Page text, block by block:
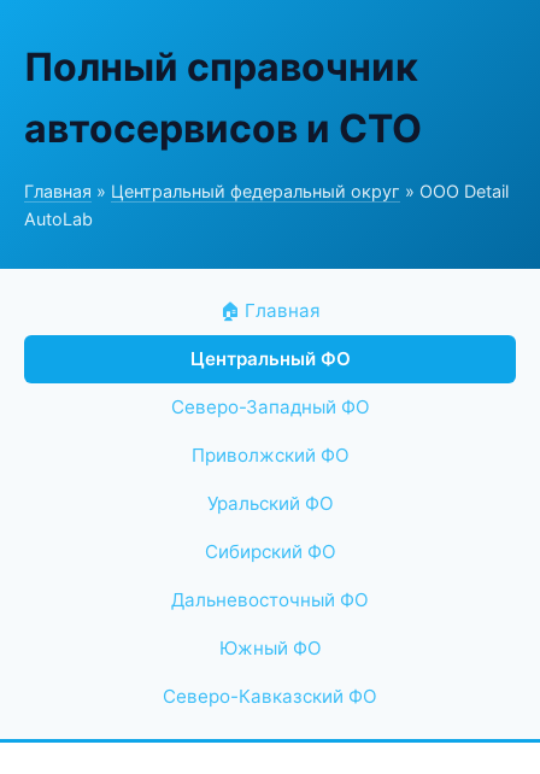
Полный справочник
автосервисов и СТО
Главная » Центральный федеральный округ » ООО Detail
AutoLab
🏠 Главная
Центральный ФО
Северо-Западный ФО
Приволжский ФО
Уральский ФО
Сибирский ФО
Дальневосточный ФО
Южный ФО
Северо-Кавказский ФО